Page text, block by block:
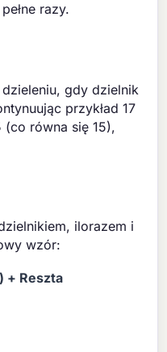
razy.
gdy dzielnik
przykład 17
równa się 15),
ilorazem i
wzór:
+ Reszta